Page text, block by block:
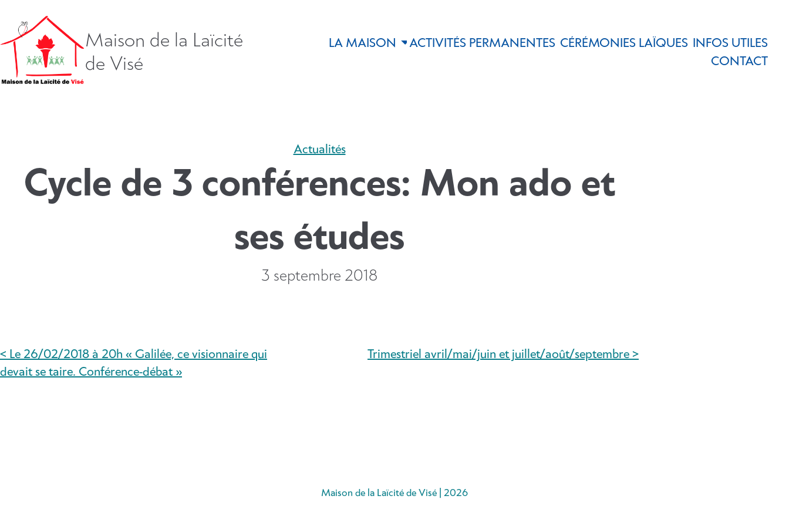
directement
le
contenu
Maison de la Laïcité
de Visé
LA MAISON ACTIVITÉS PERMANENTES CÉRÉMONIES LAÏQUES INFOS UTILES
CONTACT
Actualités
Cycle de 3 conférences: Mon ado et
ses études
3 septembre 2018
NAVIGATION
< Le 26/02/2018 à 20h « Galilée, ce visionnaire qui
devait se taire. Conférence-débat »
Trimestriel avril/mai/juin et juillet/août/septembre >
Maison de la Laïcité de Visé | 2026